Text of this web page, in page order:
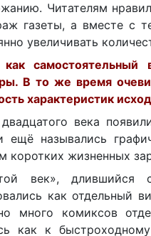
Читателям
газеты, а вместе
увеличивать
самостоятельный
В то же время
характеристик
века
ещё назывались
коротких жизненных
век», длившийся
как отдельный
много комиксов
как к